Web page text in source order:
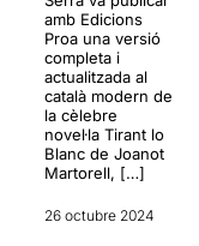
amb Edicions
Proa una versió
completa i
actualitzada al
català modern de
la cèlebre
novel·la Tirant lo
Blanc de Joanot
Martorell, […]
26 octubre 2024